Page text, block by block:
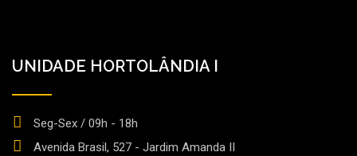
UNIDADE HORTOLÂNDIA I
Seg-Sex / 09h - 18h
Avenida Brasil, 527 - Jardim Amanda II